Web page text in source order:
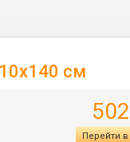
см
502
Перейти в